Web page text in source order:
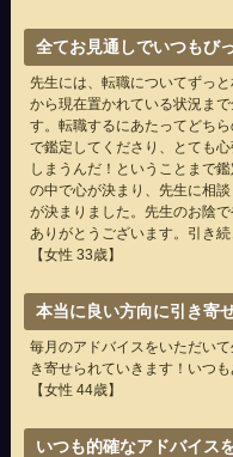
全てお見通しでいつもび
先生には、転職についてずっ
から現在置かれている状況ま
す。転職するにあたってどち
で鑑定してくださり、とても
しまうんだ！ということまで
の中で心が決まり、先生に相
が決まりました。先生のお陰
ありがとうございます。引き続
【女性 33歳】
本当に良い方向に引き寄
毎月のアドバイスをいただい
き寄せられていきます！いつ
【女性 44歳】
いつも的確なアドバイス